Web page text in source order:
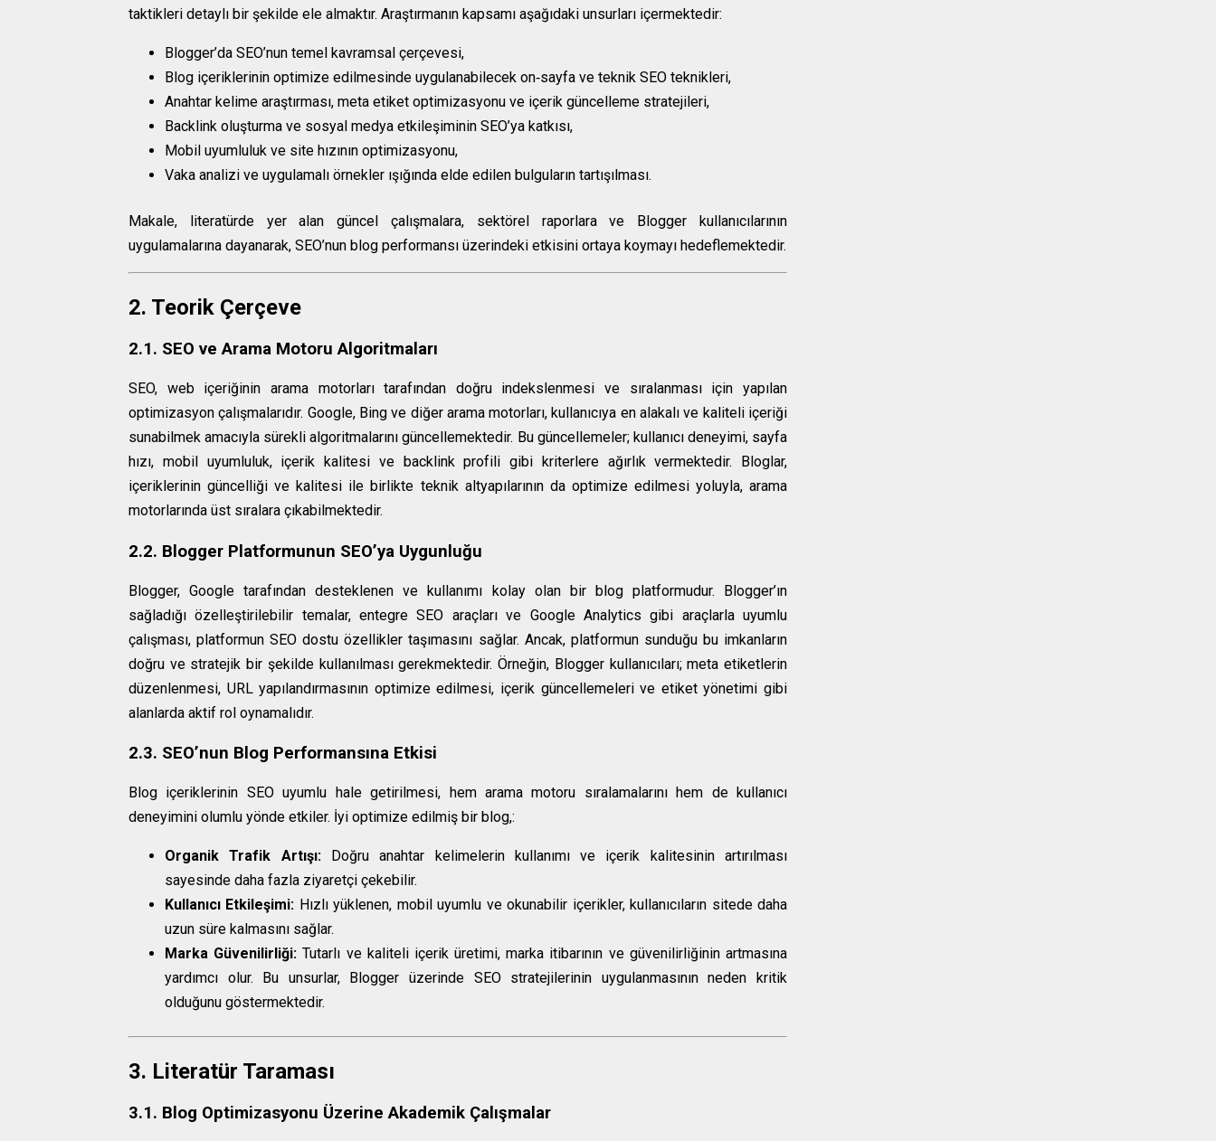
taktikleri detaylı bir şekilde ele almaktır. Araştırmanın kapsamı aşağıdaki unsurları içermektedir:
Blogger’da SEO’nun temel kavramsal çerçevesi,
Blog içeriklerinin optimize edilmesinde uygulanabilecek on‐sayfa ve teknik SEO teknikleri,
Anahtar kelime araştırması, meta etiket optimizasyonu ve içerik güncelleme stratejileri,
Backlink oluşturma ve sosyal medya etkileşiminin SEO’ya katkısı,
Mobil uyumluluk ve site hızının optimizasyonu,
Vaka analizi ve uygulamalı örnekler ışığında elde edilen bulguların tartışılması.
Makale, literatürde yer alan güncel çalışmalara, sektörel raporlara ve Blogger kullanıcılarının
uygulamalarına dayanarak, SEO’nun blog performansı üzerindeki etkisini ortaya koymayı hedeflemektedir.
2. Teorik Çerçeve
2.1. SEO ve Arama Motoru Algoritmaları
SEO, web içeriğinin arama motorları tarafından doğru indekslenmesi ve sıralanması için yapılan
optimizasyon çalışmalarıdır. Google, Bing ve diğer arama motorları, kullanıcıya en alakalı ve kaliteli içeriği
sunabilmek amacıyla sürekli algoritmalarını güncellemektedir. Bu güncellemeler; kullanıcı deneyimi, sayfa
hızı, mobil uyumluluk, içerik kalitesi ve backlink profili gibi kriterlere ağırlık vermektedir. Bloglar,
içeriklerinin güncelliği ve kalitesi ile birlikte teknik altyapılarının da optimize edilmesi yoluyla, arama
motorlarında üst sıralara çıkabilmektedir.
2.2. Blogger Platformunun SEO’ya Uygunluğu
Blogger, Google tarafından desteklenen ve kullanımı kolay olan bir blog platformudur. Blogger’ın
sağladığı özelleştirilebilir temalar, entegre SEO araçları ve Google Analytics gibi araçlarla uyumlu
çalışması, platformun SEO dostu özellikler taşımasını sağlar. Ancak, platformun sunduğu bu imkanların
doğru ve stratejik bir şekilde kullanılması gerekmektedir. Örneğin, Blogger kullanıcıları; meta etiketlerin
düzenlenmesi, URL yapılandırmasının optimize edilmesi, içerik güncellemeleri ve etiket yönetimi gibi
alanlarda aktif rol oynamalıdır.
2.3. SEO’nun Blog Performansına Etkisi
Blog içeriklerinin SEO uyumlu hale getirilmesi, hem arama motoru sıralamalarını hem de kullanıcı
deneyimini olumlu yönde etkiler. İyi optimize edilmiş bir blog,:
Organik Trafik Artışı:Doğru anahtar kelimelerin kullanımı ve içerik kalitesinin artırılması
sayesinde daha fazla ziyaretçi çekebilir.
Kullanıcı Etkileşimi: Hızlı yüklenen, mobil uyumlu ve okunabilir içerikler, kullanıcıların sitede daha
uzun süre kalmasını sağlar.
Marka Güvenilirliği: Tutarlı ve kaliteli içerik üretimi, marka itibarının ve güvenilirliğinin artmasına
yardımcı olur. Bu unsurlar, Blogger üzerinde SEO stratejilerinin uygulanmasının neden kritik
olduğunu göstermektedir.
3. Literatür Taraması
3.1. Blog Optimizasyonu Üzerine Akademik Çalışmalar